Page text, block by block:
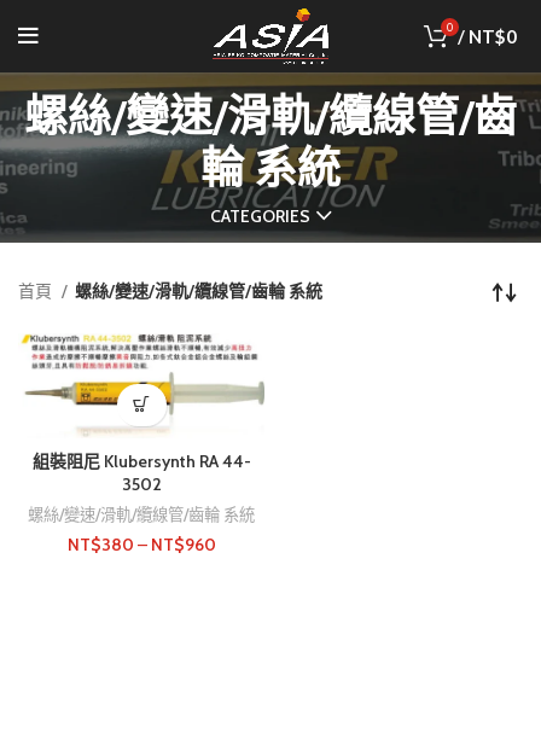
0 / NT$0
螺絲/變速/滑軌/纜線管/齒
輪 系統
CATEGORIES
首頁 螺絲/變速/滑軌/纜線管/齒輪 系統
組裝阻尼 Klubersynth RA 44-
3502
螺絲/變速/滑軌/纜線管/齒輪 系統
NT$380 – NT$960價